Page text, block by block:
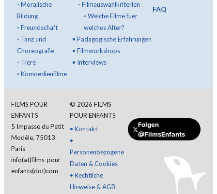
◦ Moralische
Bildung
◦ Freundschaft
◦ Tanz und
Choreografie
◦ Tiere
◦ Komoedienfilme
◦ Filmauswahlkriterien
◦ Welche Filme fuer
welches Alter?
• Pädagogische Erfahrungen
• Filmworkshops
• Interviews
FAQ
FILMS POUR
ENFANTS
5 Impasse du Petit
Modèle, 75013
Paris
info(at)films-pour-
enfants(dot)com
© 2026 FILMS
POUR ENFANTS
• Kontakt
•
Personenbezogene
Daten & Cookies
• Rechtliche
Hinweise & AGB
Folgen
@FilmsEnfants